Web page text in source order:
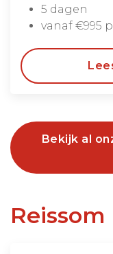
5 dagen
vanaf €995
Bekijk al
Reissom